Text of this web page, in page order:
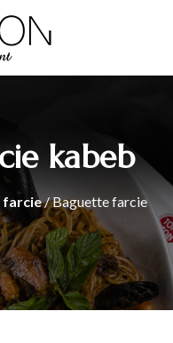
kabeb
farcie/ Baguette farcie